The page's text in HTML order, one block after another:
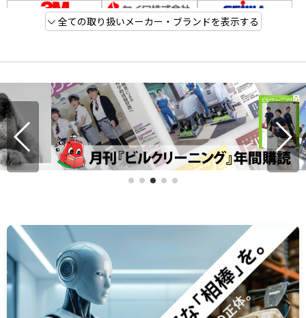
全ての取り扱いメーカー・ブランドを表示する